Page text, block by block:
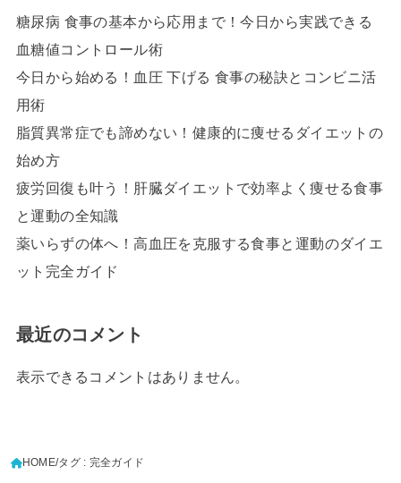
糖尿病 食事の基本から応用まで！今日から実践できる
血糖値コントロール術
今日から始める！血圧 下げる 食事の秘訣とコンビニ活
用術
脂質異常症でも諦めない！健康的に痩せるダイエットの
始め方
疲労回復も叶う！肝臓ダイエットで効率よく痩せる食事
と運動の全知識
薬いらずの体へ！高血圧を克服する食事と運動のダイエ
ット完全ガイド
最近のコメント
表示できるコメントはありません。
HOME タグ : 完全ガイド